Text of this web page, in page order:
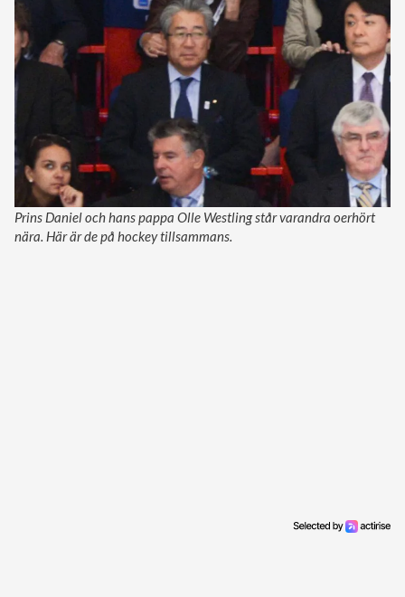
Prins Daniel och hans pappa Olle Westling står varandra oerhört
nära. Här är de på hockey tillsammans.